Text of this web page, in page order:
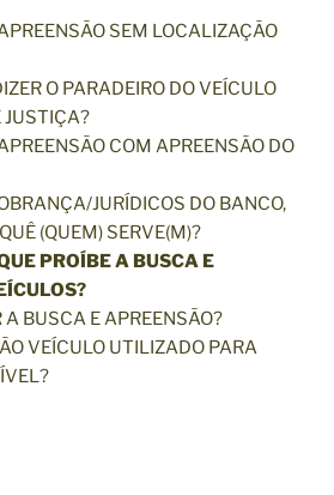
SEM LOCALIZAÇÃO
O PARADEIRO DO VEÍCULO
JUSTIÇA?
COM APREENSÃO DO
JURÍDICOS DO BANCO,
(QUEM) SERVE(M)?
PROÍBE A BUSCA E
BUSCA E APREENSÃO?
VEÍCULO UTILIZADO PARA